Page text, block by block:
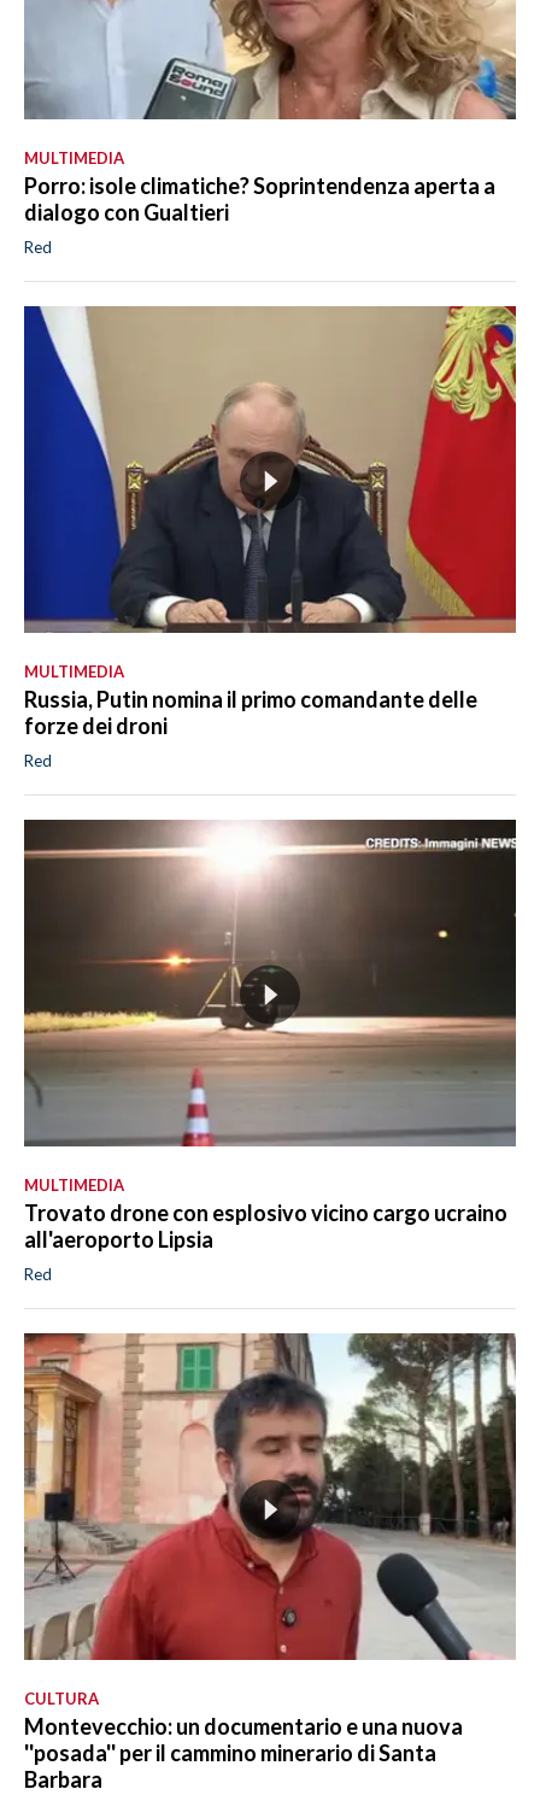
MULTIMEDIA
Porro: isole climatiche? Soprintendenza aperta a
dialogo con Gualtieri
Red
MULTIMEDIA
Russia, Putin nomina il primo comandante delle
forze dei droni
Red
MULTIMEDIA
Trovato drone con esplosivo vicino cargo ucraino
all'aeroporto Lipsia
Red
CULTURA
Montevecchio: un documentario e una nuova
''posada'' per il cammino minerario di Santa
Barbara